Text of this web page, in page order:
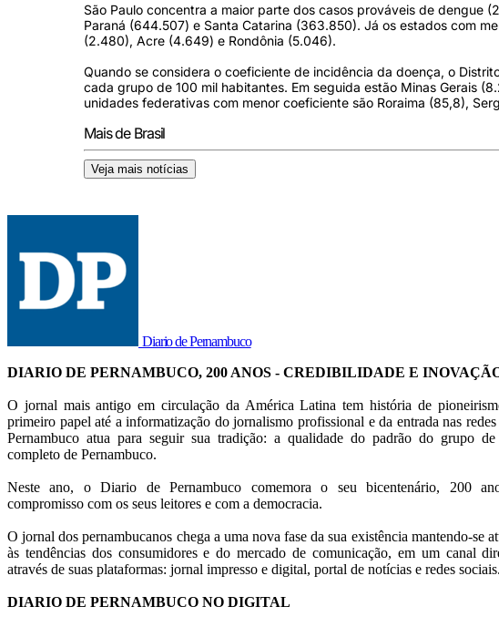
São Paulo concentra a maior parte dos casos prováveis de dengue
Paraná (644.507) e Santa Catarina (363.850). Já os estados com
(2.480), Acre (4.649) e Rondônia (5.046).
Quando se considera o coeficiente de incidência da doença, o
cada grupo de 100 mil habitantes. Em seguida estão Minas Gerais
unidades federativas com menor coeficiente são Roraima (85,8),
Mais de Brasil
Veja mais notícias
Diario de Pernambuco
DIARIO DE PERNAMBUCO, 200 ANOS - CREDIBILIDADE E
O jornal mais antigo em circulação da América Latina tem história de
primeiro papel até a informatização do jornalismo profissional e da entrada nas
Pernambuco atua para seguir sua tradição: a qualidade do padrão do grupo de
completo de Pernambuco.
Neste ano, o Diario de Pernambuco comemora o seu bicentenário, 200
compromisso com os seus leitores e com a democracia.
O jornal dos pernambucanos chega a uma nova fase da sua existência mantendo-se
às tendências dos consumidores e do mercado de comunicação, em um canal
através de suas plataformas: jornal impresso e digital, portal de notícias e redes sociais.
DIARIO DE PERNAMBUCO NO DIGITAL